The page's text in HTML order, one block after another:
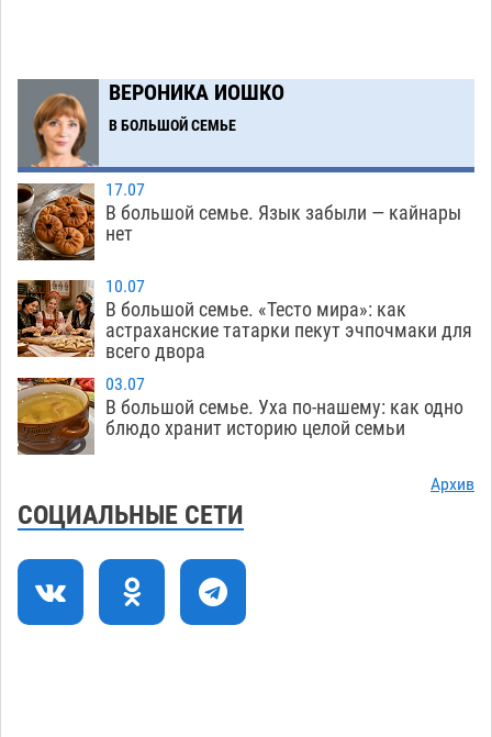
12:03
Тысячи астраханцев останутся без горячей
воды до двадцатого августа
10:51
Жителей Астраханской области просят
присмотреться к прохожим
09.08
09:01
Большой и Мариинский театры высадятся в
21:11
Начало положено: астраханский «Волгарь»
одержал первую победу в сезоне
20:21
Завтра экстремальное пекло продолжит
давить на Астрахань
08.08
609
крупной партии прегабалина
ВЕРОНИКА ИОШКО
В БОЛЬШОЙ СЕМЬЕ
17.07
В большой семье. Язык забыли — кайнары
нет
10.07
В большой семье. «Тесто мира»: как
астраханские татарки пекут эчпочмаки для
всего двора
03.07
В большой семье. Уха по-нашему: как одно
блюдо хранит историю целой семьи
Архив
СОЦИАЛЬНЫЕ СЕТИ